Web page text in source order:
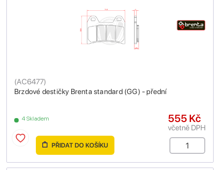
Brzdové destičky Brenta standard (GG) - přední
(AC6477)
4 Skladem 555 Kč
včetně DPH
PŘIDAT DO KOŠÍKU